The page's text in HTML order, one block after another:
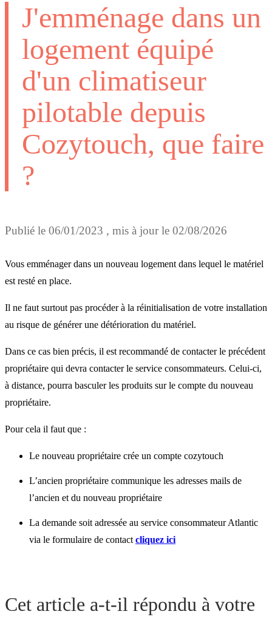
J'emménage dans un
logement équipé
d'un climatiseur
pilotable depuis
Cozytouch, que faire
?
Publié le 06/01/2023 , mis à jour le 02/08/2026
Vous emménager dans un nouveau logement dans lequel le matériel
est resté en place.
Il ne faut surtout pas procéder à la réinitialisation de votre installation
au risque de générer une détérioration du matériel.
Dans ce cas bien précis, il est recommandé de contacter le précédent
propriétaire qui devra contacter le service consommateurs. Celui-ci,
à distance, pourra basculer les produits sur le compte du nouveau
propriétaire.
Pour cela il faut que :
Le nouveau propriétaire crée un compte cozytouch
L’ancien propriétaire communique les adresses mails de
l’ancien et du nouveau propriétaire
La demande soit adressée au service consommateur Atlantic
via le formulaire de contact cliquez ici
Cet article a-t-il répondu à votre